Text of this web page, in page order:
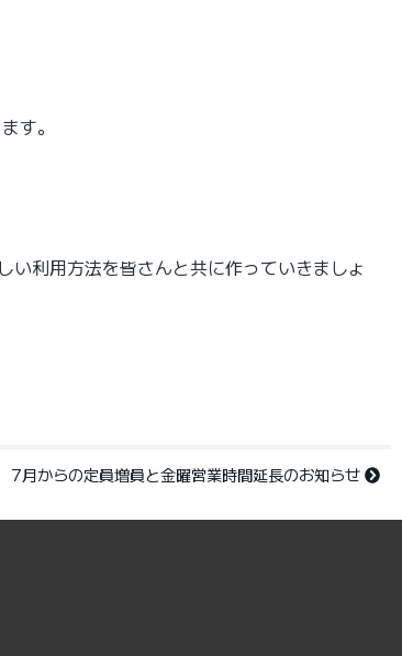
す。
利用方法を皆さんと共に作っていきましょ
7月からの定員増員と金曜営業時間延長のお知らせ